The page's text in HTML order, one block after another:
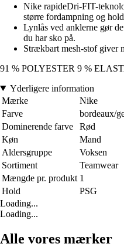
Nike rapideDri-FIT-
større fordampning og
Lynlås ved anklerne gør
du har sko på.
Strækbart mesh-stof giver
91 % POLYESTER 9 %
Yderligere information
Mærke
Nike
Farve
bordeaux/
Dominerende farve
Rød
Køn
Mand
Aldersgruppe
Voksen
Sortiment
Teamwear
Mængde pr. produkt 1
Hold
PSG
Loading...
Loading...
Alle vores mærker